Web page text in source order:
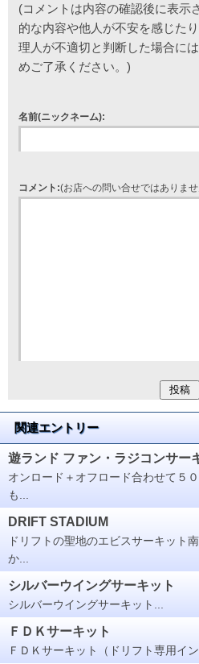
(コメントは内容の確認後に表示
的な内容や他人が不安を感じた
理人が不適切と判断した場合に
めご了承ください。)
名前(ニックネーム):
コメント:(お店への問い合せではありま
関連エントリー
遊ランド ファン・ラジコンサー
オンロード＋オフロード合わせて５
も...
DRIFT STADIUM
ドリフトの聖地のエビスサーキット
か...
シルバーウイングサーキット
シルバーウイングサーキット...
ＦＤＫサーキット
ＦＤＫサーキット（ドリフト専用イン